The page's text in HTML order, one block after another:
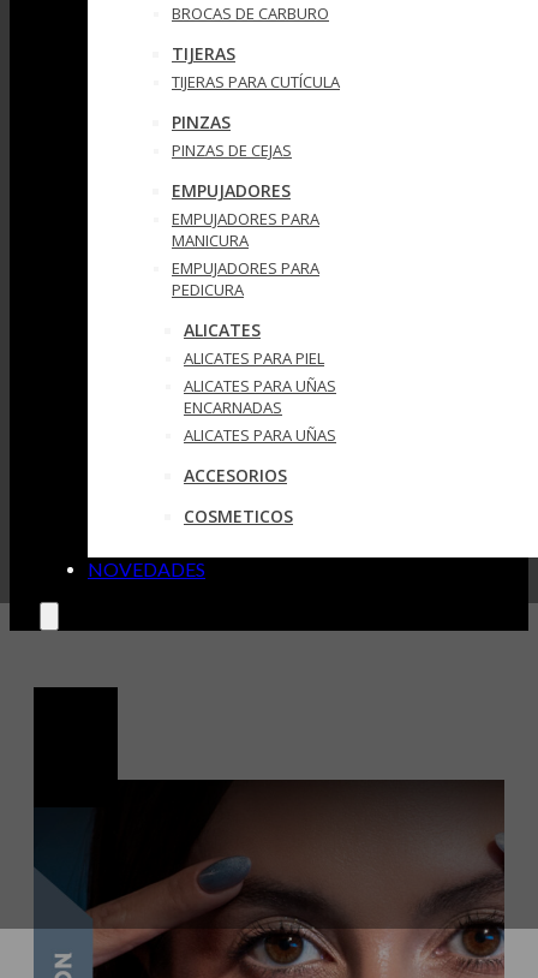
BROCAS DE CARBURO
TIJERAS
TIJERAS PARA CUTÍCULA
PINZAS
PINZAS DE CEJAS
EMPUJADORES
EMPUJADORES PARA
MANICURA
EMPUJADORES PARA
PEDICURA
ALICATES
ALICATES PARA PIEL
ALICATES PARA UÑAS
ENCARNADAS
ALICATES PARA UÑAS
ACCESORIOS
COSMETICOS
NOVEDADES